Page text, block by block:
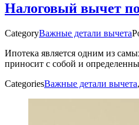
Налоговый вычет
CategoryВажные детали вычета
Ипотека является одним из
приносит с собой и
CategoriesВажные детали вычета,